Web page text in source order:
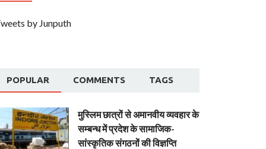
by Junputh
POPULAR COMMENTS TAGS
मुस्लिम छात्रों से अमानवीय व्यवहार के
सम्बन्ध में प्रदेश के सामाजिक-
सांस्कृतिक संगठनों की विज्ञप्ति